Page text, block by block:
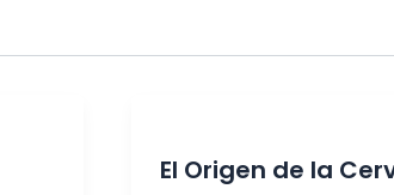
El Origen de la